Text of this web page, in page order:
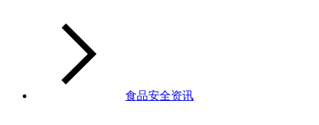
食品安全资讯